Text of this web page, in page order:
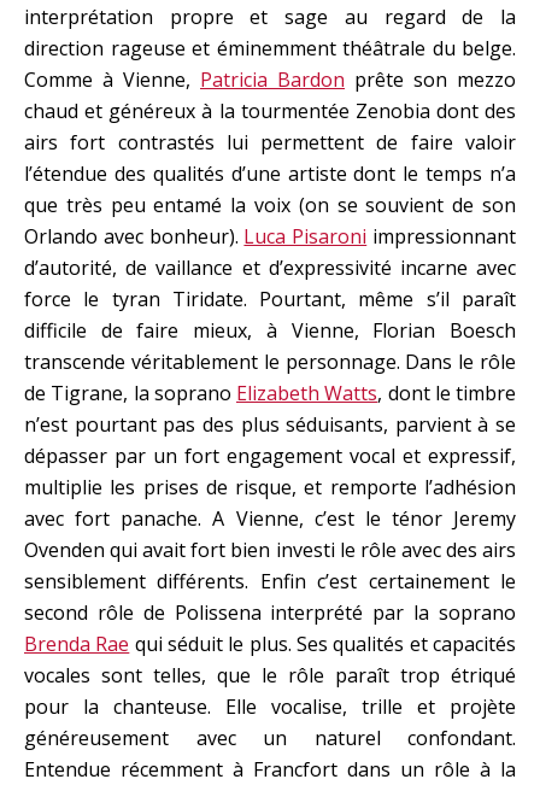
interprétation propre et sage au regard de la
direction rageuse et éminemment théâtrale du belge.
Comme à Vienne, Patricia Bardon prête son mezzo
chaud et généreux à la tourmentée Zenobia dont des
airs fort contrastés lui permettent de faire valoir
l’étendue des qualités d’une artiste dont le temps n’a
que très peu entamé la voix (on se souvient de son
Orlando avec bonheur). Luca Pisaroni impressionnant
d’autorité, de vaillance et d’expressivité incarne avec
force le tyran Tiridate. Pourtant, même s’il paraît
difficile de faire mieux, à Vienne, Florian Boesch
transcende véritablement le personnage. Dans le rôle
de Tigrane, la soprano Elizabeth Watts, dont le timbre
n’est pourtant pas des plus séduisants, parvient à se
dépasser par un fort engagement vocal et expressif,
multiplie les prises de risque, et remporte l’adhésion
avec fort panache. A Vienne, c’est le ténor Jeremy
Ovenden qui avait fort bien investi le rôle avec des airs
sensiblement différents. Enfin c’est certainement le
second rôle de Polissena interprété par la soprano
Brenda Rae qui séduit le plus. Ses qualités et capacités
vocales sont telles, que le rôle paraît trop étriqué
pour la chanteuse. Elle vocalise, trille et projète
généreusement avec un naturel confondant.
Entendue récemment à Francfort dans un rôle à la